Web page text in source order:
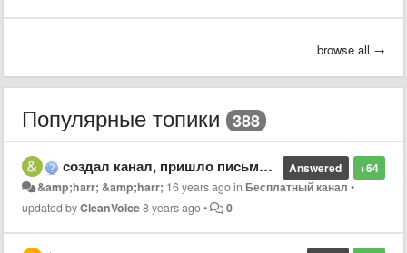
browse all →
Популярные топики 388
+64
Answered
создал канал, пришло письмо на имейл Версия: 2.1 что значит "версия 2.1" ? это версия вентрило через которую можно зайти на свой канал?
&amp;harr; &amp;harr; 16 years agoinБесплатный канал •
updated byCleanVoice8 years ago• 0